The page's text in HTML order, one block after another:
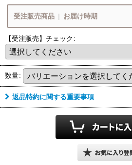
リング
商品ページ内に
ございます
ご注文後
サイズ変更ご希望の場合
24時間以内に
『お問合せ』より
受注販売商品 | お届け時期
8月営業期間・お届け時期
8/9 8/16
月中旬頃のお届けです
各期間内にお届けとなります
【受注販売】チェック :
数量:
返品特約に関する重要事項